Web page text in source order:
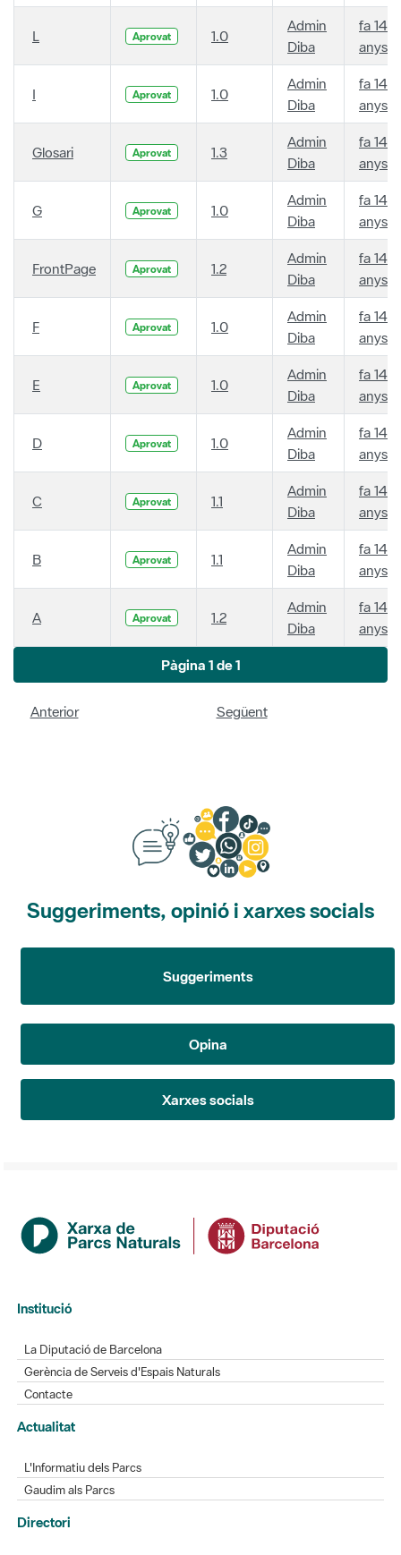
L Aprovat 1.0
Admin
Diba
fa 14
anys
I Aprovat 1.0
Admin
Diba
fa 14
anys
Glosari Aprovat 1.3
Admin
Diba
fa 14
anys
G Aprovat 1.0
Admin
Diba
fa 14
anys
FrontPage Aprovat 1.2
Admin
Diba
fa 14
anys
F Aprovat 1.0
Admin
Diba
fa 14
anys
E Aprovat 1.0
Admin
Diba
fa 14
anys
D Aprovat 1.0
Admin
Diba
fa 14
anys
C Aprovat 1.1
Admin
Diba
fa 14
anys
B Aprovat 1.1
Admin
Diba
fa 14
anys
A Aprovat 1.2
Admin
Diba
fa 14
anys
Pàgina 1 de 1
Anterior Següent
Suggeriments, opinió i xarxes socials
Suggeriments
Opina
Xarxes socials
Institució
La Diputació de Barcelona
Gerència de Serveis d'Espais Naturals
Contacte
Actualitat
L'Informatiu dels Parcs
Gaudim als Parcs
Directori